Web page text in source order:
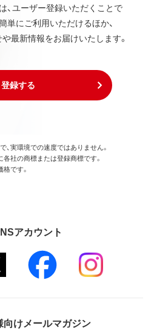
、ユーザー登録いただくことで
単にご利用いただけるほか、
最新情報をお届けいたします。
登録する
実環境での速度ではありません。
社の商標または登録商標です。
です。
アカウント
けメールマガジン